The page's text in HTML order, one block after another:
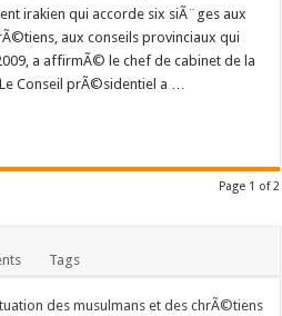
irakien qui accorde six siÃ¨ges aux
aux conseils provinciaux qui
a affirmÃ© le chef de cabinet de la
Conseil prÃ©sidentiel a …
Page 1 of 2
Tags
des musulmans et des chrÃ©tiens